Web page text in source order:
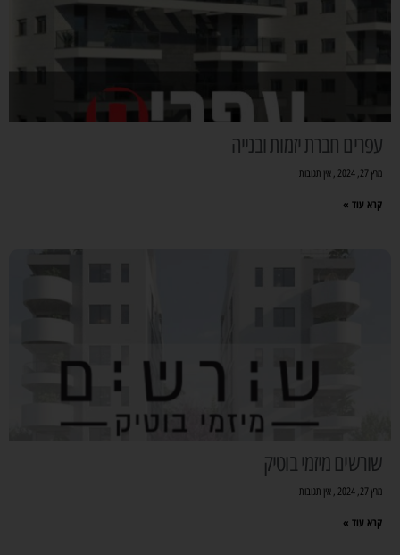
עפרים חברת יזמות ובנייה
מרץ 27, 2024 אין תגובות
קרא עוד »
שורשים מיזמי בוטיק
מרץ 27, 2024 אין תגובות
קרא עוד »